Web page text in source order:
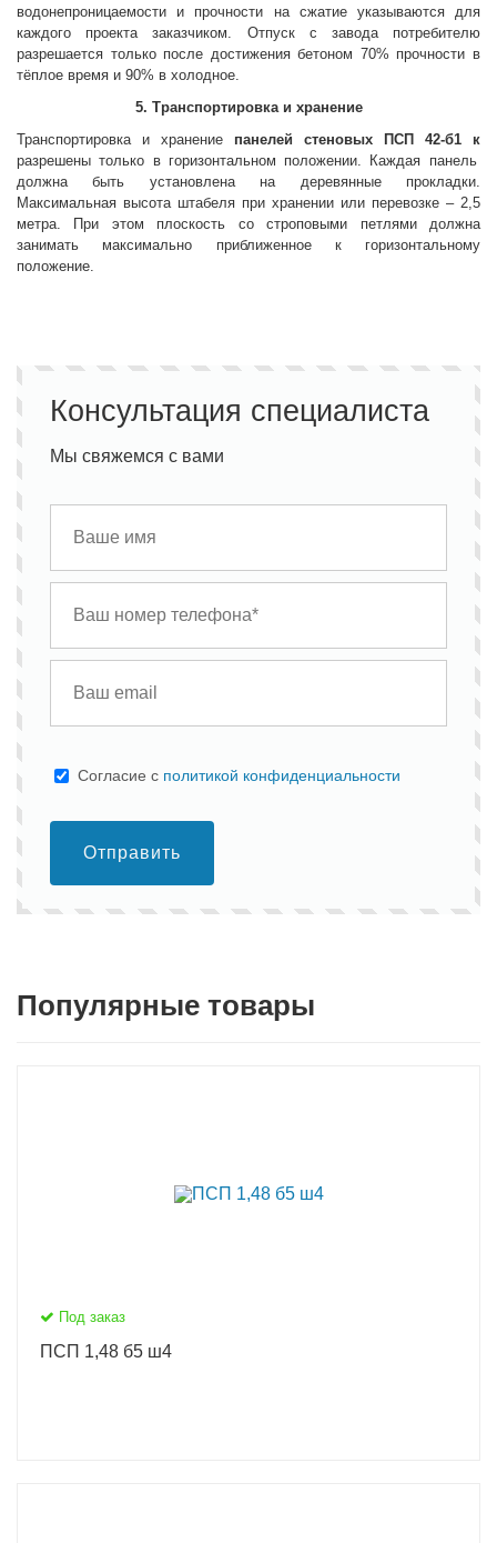
водонепроницаемости и прочности на сжатие указываются для
каждого проекта заказчиком. Отпуск с завода потребителю
разрешается только после достижения бетоном 70% прочности в
тёплое время и 90% в холодное.
5. Транспортировка и хранение
Транспортировка и хранение панелей стеновых
ПСП 42-б1 к
разрешены только в горизонтальном положении. Каждая панель
должна быть установлена на деревянные прокладки.
Максимальная высота штабеля при хранении или перевозке – 2,5
метра. При этом плоскость со строповыми петлями должна
занимать максимально приближенное к горизонтальному
положение.
Консультация специалиста
Мы свяжемся с вами
Cогласие с политикой конфиденциальности
Отправить
Популярные товары
Под заказ
ПСП 1,48 б5 ш4